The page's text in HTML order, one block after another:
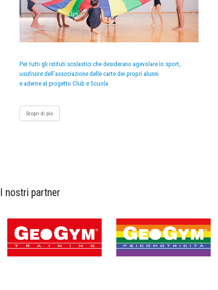
Per tutti gli istituti scolastici che desiderano agevolare lo sport,
usufruire dell’associazione delle carte dei propri alunni
e aderire al progetto Club e Scuola
Scopri di più
I nostri partner